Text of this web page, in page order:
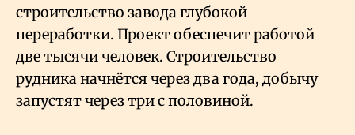
строительство завода глубокой
переработки. Проект обеспечит работой
две тысячи человек. Строительство
рудника начнётся через два года, добычу
запустят через три с половиной.